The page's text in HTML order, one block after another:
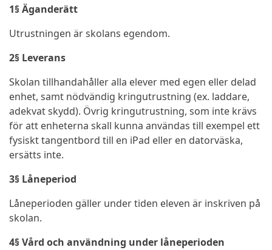
1§ Äganderätt
Utrustningen är skolans egendom.
2§ Leverans
Skolan tillhandahåller alla elever med egen eller delad
enhet, samt nödvändig kringutrustning (ex. laddare,
adekvat skydd). Övrig kringutrustning, som inte krävs
för att enheterna skall kunna användas till exempel ett
fysiskt tangentbord till en iPad eller en datorväska,
ersätts inte.
3§ Låneperiod
Låneperioden gäller under tiden eleven är inskriven på
skolan.
4§ Vård och användning under låneperioden